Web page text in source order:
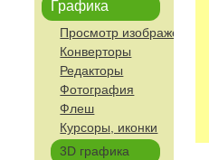
Графика
Просмотр изображений
Конверторы
Редакторы
Фотография
Флеш
Курсоры, иконки
3D графика